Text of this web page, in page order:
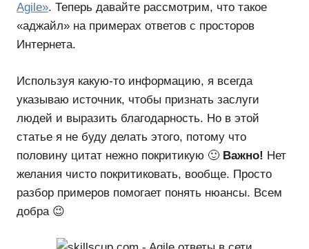
Agile». Теперь давайте рассмотрим, что такое
«аджайл» на примерах ответов с просторов
Интернета.
Используя какую-то информацию, я всегда
указываю источник, чтобы признать заслуги
людей и выразить благодарность. Но в этой
статье я не буду делать этого, потому что
половину цитат нежно покритикую 🙂 Важно! Нет
желания чисто покритиковать, вообще. Просто
разбор примеров помогает понять нюансы. Всем
добра 😉